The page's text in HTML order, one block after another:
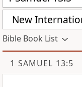
New
Bible Book List
1 SAMUEL 13:5